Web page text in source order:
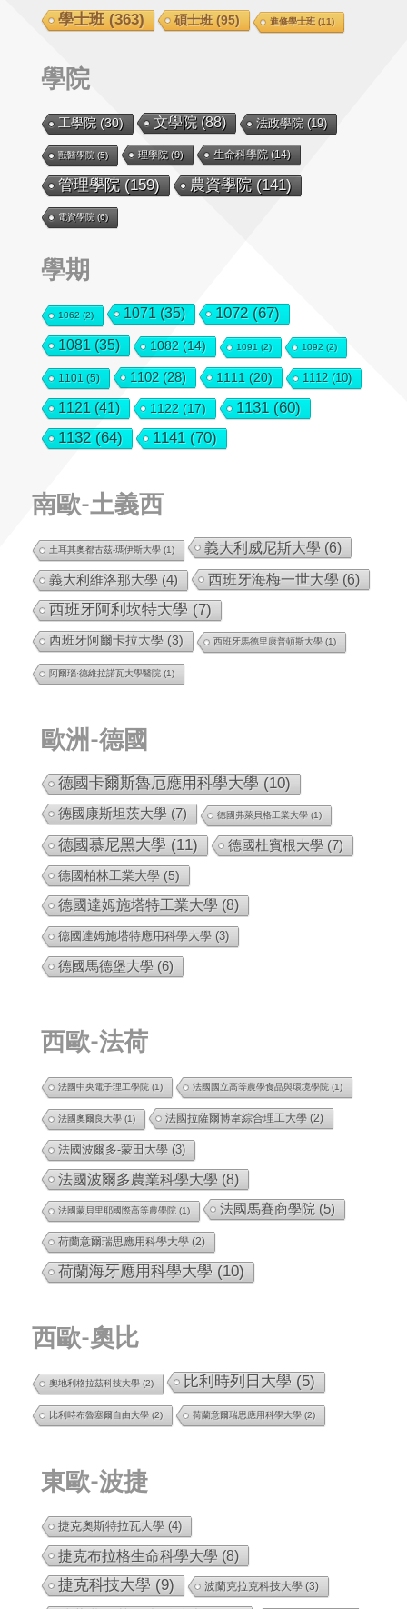
學士班(363) 碩士班(95) 進修學士班(11)
學院
工學院 (30) 文學院 (88) 法政學院 (19)
獸醫學院(5) 理學院(9) 生命科學院(14)
管理學院 (159) 農資學院 (141)
電資學院(6)
學期
1062 (2) 1071 (35) 1072(67)
1081 (35) 1082 (14) 1091 (2) 1092 (2)
1101 (5) 1102(28) 1111 (20) 1112(10)
1121 (41) 1122 (17) 1131 (60)
1132(64) 1141 (70)
南歐-土義西
土耳其奧都古茲-瑪伊斯大學 (1) 義大利威尼斯大學 (6)
義大利維洛那大學 (4) 西班牙海梅一世大學 (6)
西班牙阿利坎特大學 (7)
西班牙阿爾卡拉大學 (3) 西班牙馬德里康普頓斯大學 (1)
阿爾瑙·德維拉諾瓦大學醫院 (1)
歐洲-德國
德國卡爾斯魯厄應用科學大學 (10)
德國康斯坦茨大學 (7) 德國弗萊貝格工業大學 (1)
德國慕尼黑大學 (11) 德國杜賓根大學 (7)
德國柏林工業大學 (5)
德國達姆施塔特工業大學 (8)
德國達姆施塔特應用科學大學 (3)
德國馬德堡大學 (6)
西歐-法荷
法國中央電子理工學院 (1) 法國國立高等農學食品與環境學院 (1)
法國奧爾良大學 (1) 法國拉薩爾博韋綜合理工大學 (2)
法國波爾多-蒙田大學 (3)
法國波爾多農業科學大學 (8)
法國蒙貝里耶國際高等農學院 (1) 法國馬賽商學院 (5)
荷蘭意爾瑞思應用科學大學 (2)
荷蘭海牙應用科學大學 (10)
西歐-奧比
奧地利格拉茲科技大學 (2) 比利時列日大學 (5)
比利時布魯塞爾自由大學 (2) 荷蘭意爾瑞思應用科學大學 (2)
東歐-波捷
捷克奧斯特拉瓦大學 (4)
捷克布拉格生命科學大學 (8)
捷克科技大學 (9) 波蘭克拉克科技大學 (3)